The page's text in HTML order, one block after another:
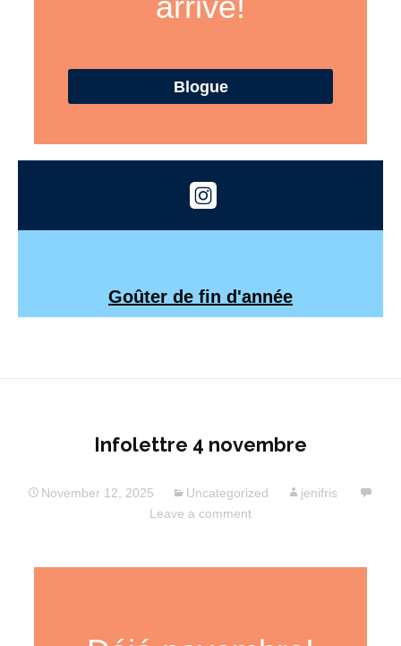
Infolettre 4 novembre
November 12, 2025 Uncategorized
jenifris
Leave a comment